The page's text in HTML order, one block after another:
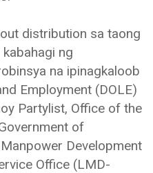
distribution sa taong
ng
na ipinagkaloob
Employment (DOLE)
Partylist, Office of the
of
Development
Office (LMD-